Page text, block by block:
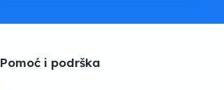
Pomoć i podrška